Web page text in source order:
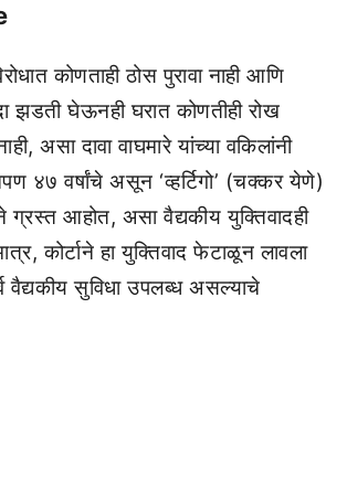
कोणताही ठोस पुरावा नाही आणि
झडती घेऊनही घरात कोणतीही रोख
असा दावा वाघमारे यांच्या वकिलांनी
४७ वर्षांचे असून ‘व्हर्टिगो’ (चक्कर येणे)
ग्रस्त आहोत, असा वैद्यकीय युक्तिवादही
कोर्टाने हा युक्तिवाद फेटाळून लावला
वैद्यकीय सुविधा उपलब्ध असल्याचे